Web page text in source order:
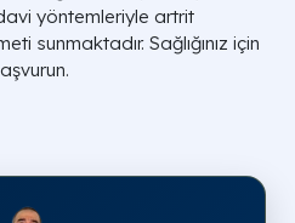
yöntemleriyle artrit
sunmaktadır. Sağlığınız için